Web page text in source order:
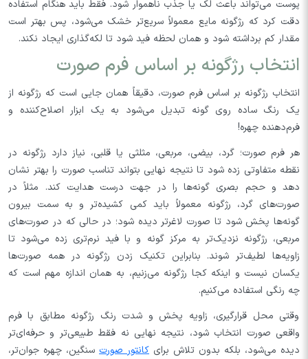
پوست می‌تواند باعث لک یا جذب ناهموار شود. فقط باید هنگام استفاده
دقت کرد که رژگونه مایع معمولاً سریع‌تر خشک می‌شود، پس بهتر است
مقدار کم برداشته شود و همان لحظه فید شود تا لکه‌گذاری ایجاد نکند.
انتخاب رژگونه بر اساس فرم صورت
انتخاب رژگونه بر اساس فرم صورت، دقیقاً همان جایی است که رژگونه از
یک رنگ ساده روی گونه تبدیل می‌شود به یک ابزار اصلاح‌کننده و
فرم‌دهنده چهره!
هر فرم صورت؛ گرد، بیضی، مربعی، مثلثی یا قلبی، نیاز دارد رژگونه در
نقطه متفاوتی زده شود تا نتیجه نهایی بتواند تناسب صورت را بهتر نشان
دهد و حجم بصری گونه‌ها را در جهت درست هدایت کند. مثلاً در
صورت‌های گرد، رژگونه معمولاً باید کمی کشیده‌تر و به سمت بیرون
گونه‌ها پخش شود تا صورت لاغرتر دیده شود؛ در حالی که در صورت‌های
مربعی، رژگونه نزدیک‌تر به مرکز گونه و با فید نرم‌تری زده می‌شود تا
زاویه‌ها لطیف‌تر شوند. بنابراین تکنیک زدن رژگونه در همه صورت‌ها
یکسان نیست و اینکه کجا رژگونه می‌زنیم، به همان اندازه مهم است که
چه رنگی استفاده می‌کنیم.
وقتی محل قرارگیری، زاویه پخش و شدت رنگ رژگونه مطابق با فرم
واقعی صورت انتخاب شود، نتیجه نهایی نه فقط طبیعی‌تر و حرفه‌ای‌تر
دیده می‌شود، بلکه بدون تلاش برای کانتور صورت سنگین، چهره جوان‌تر،